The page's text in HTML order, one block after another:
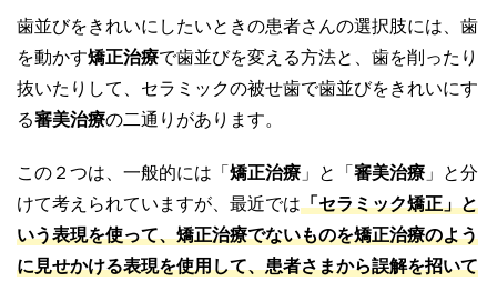
歯並びをきれいにしたいときの患者さんの選択肢には、歯
を動かす矯正治療で歯並びを変える方法と、歯を削ったり
抜いたりして、セラミックの被せ歯で歯並びをきれいにす
る審美治療の二通りがあります。
この２つは、一般的には「矯正治療 」と「審美治療 」と分
けて考えられていますが、最近では「セラミック矯正」と
いう表現を使って、矯正治療でないものを矯正治療のよう
に見せかける表現を使用して、患者さまから誤解を招いて